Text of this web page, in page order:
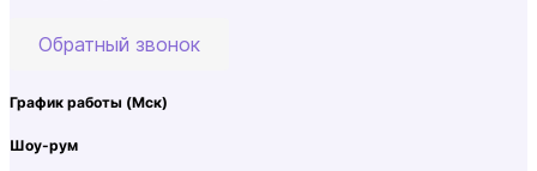
Обратный звонок
График работы (Мск)
Шоу-рум